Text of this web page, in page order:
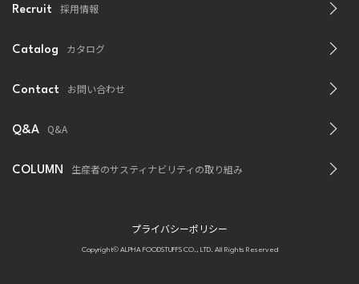
Recruit 採用情報
Catalog カタログ
Contact お問い合わせ
Q&A Q&A
COLUMN 生産者のサスティナビリティの取り組み
プライバシーポリシー
Copyright© ALPHA FOODSTUFFS CO., LTD. All Rights Reserved